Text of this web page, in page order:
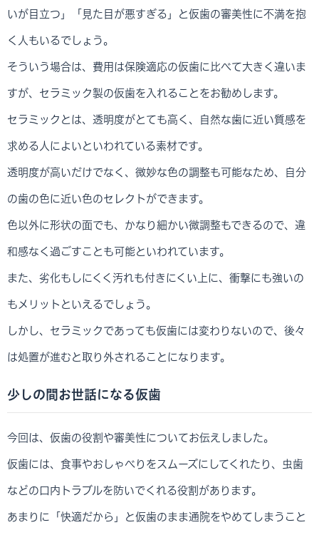
いが目立つ」「見た目が悪すぎる」と仮歯の審美性に不満を抱
く人もいるでしょう。
そういう場合は、費用は保険適応の仮歯に比べて大きく違いま
すが、セラミック製の仮歯を入れることをお勧めします。
セラミックとは、透明度がとても高く、自然な歯に近い質感を
求める人によいといわれている素材です。
透明度が高いだけでなく、微妙な色の調整も可能なため、自分
の歯の色に近い色のセレクトができます。
色以外に形状の面でも、かなり細かい微調整もできるので、違
和感なく過ごすことも可能といわれています。
また、劣化もしにくく汚れも付きにくい上に、衝撃にも強いの
もメリットといえるでしょう。
しかし、セラミックであっても仮歯には変わりないので、後々
は処置が進むと取り外されることになります。
少しの間お世話になる仮歯
今回は、仮歯の役割や審美性についてお伝えしました。
仮歯には、食事やおしゃべりをスムーズにしてくれたり、虫歯
などの口内トラブルを防いでくれる役割があります。
あまりに「快適だから」と仮歯のまま通院をやめてしまうこと